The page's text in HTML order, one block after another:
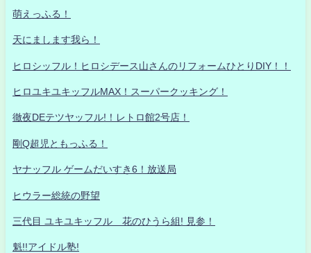
萌えっふる！
天にまします我ら！
ヒロシッフル！ヒロシデース山さんのリフォームひとりDIY！！
ヒロユキユキッフルMAX！スーパークッキング！
徹夜DEテツヤッフル!！レトロ館2号店！
剛Q超児ともっふる！
ヤナッフル ゲームだいすき6！放送局
ヒウラー総統の野望
三代目 ユキユキッフル 花のひうら組! 見参！
魁!!アイドル塾!